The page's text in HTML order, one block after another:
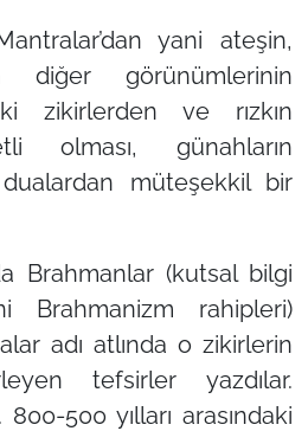
yani ateşin,
diğer görünümlerinin
zikirlerden ve rızkın
olması, günahların
dualardan müteşekkil bir
Brahmanlar (kutsal bilgi
Brahmanizm rahipleri)
adı atlında o zikirlerin
tefsirler yazdılar.
800-500 yılları arasındaki